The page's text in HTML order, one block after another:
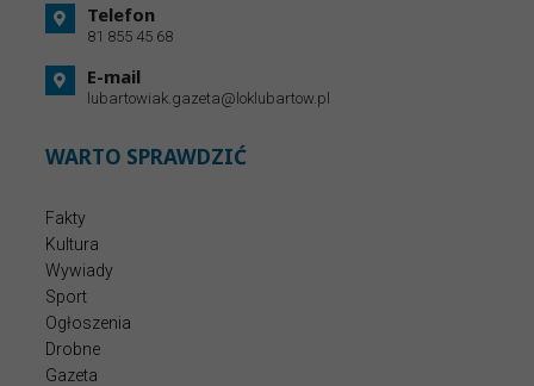
Telefon
81 855 45 68
E-mail
lubartowiak.gazeta@loklubartow.pl
WARTO SPRAWDZIĆ
Fakty
Kultura
Wywiady
Sport
Ogłoszenia
Drobne
Gazeta